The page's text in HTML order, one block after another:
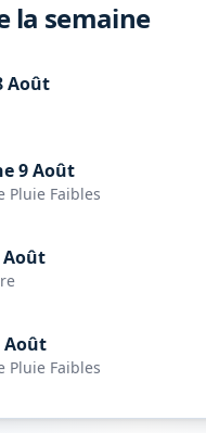
la semaine
Août
9 Août
Pluie Faibles
Août
Août
Pluie Faibles